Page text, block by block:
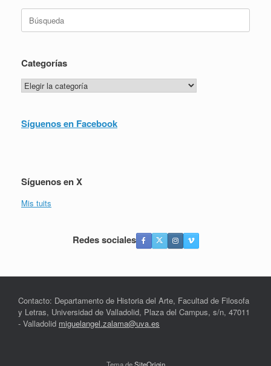
Buscar:
Categorías
Categorías
Síguenos en Facebook
Síguenos en X
Mis tuits
Redes sociales
Contacto: Departamento de Historia del Arte, Facultad de Filosofa
y Letras, Universidad de Valladolid, Plaza del Campus, s/n, 47011
- Valladolid miguelangel.zalama@uva.es
Tema deSiteOrigin